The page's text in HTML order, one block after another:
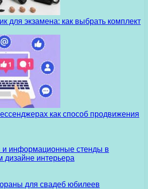
для экзамена: как выбрать комплект
как способ продвижения
информационные стенды в
дизайне интерьера
для свадеб юбилеев